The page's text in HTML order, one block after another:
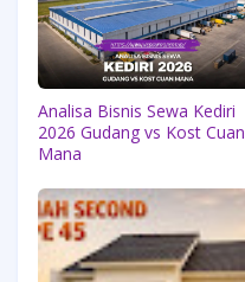
Analisa Bisnis Sewa Kediri
2026 Gudang vs Kost Cuan
Mana